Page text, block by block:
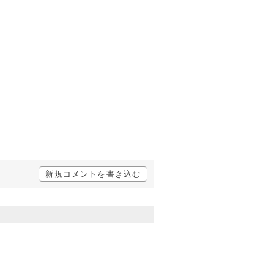
新規コメントを書き込む